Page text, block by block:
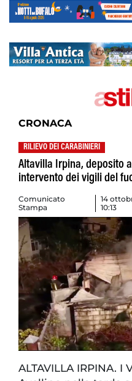
CRONACA
RILIEVO DEI CARABINIERI
Altavilla Irpina, deposito
intervento dei vigili del
Comunicato
Stampa
14
10:13
ALTAVILLA IRPINA.